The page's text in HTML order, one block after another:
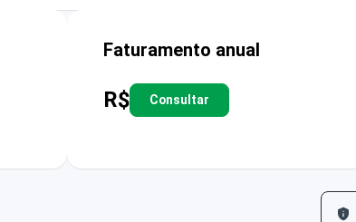
Faturamento anual
R$ Consultar